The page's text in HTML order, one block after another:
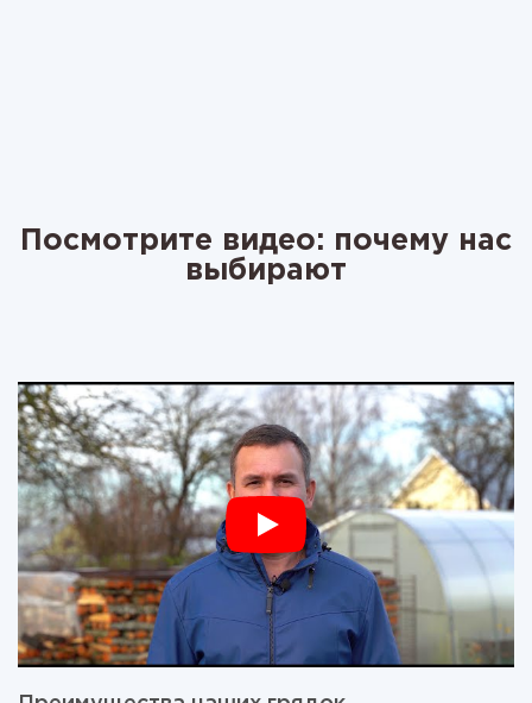
Посмотрите видео: почему нас
выбирают